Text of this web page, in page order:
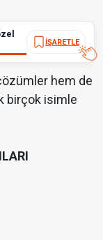
İŞARETLE
hem de
birçok isimle